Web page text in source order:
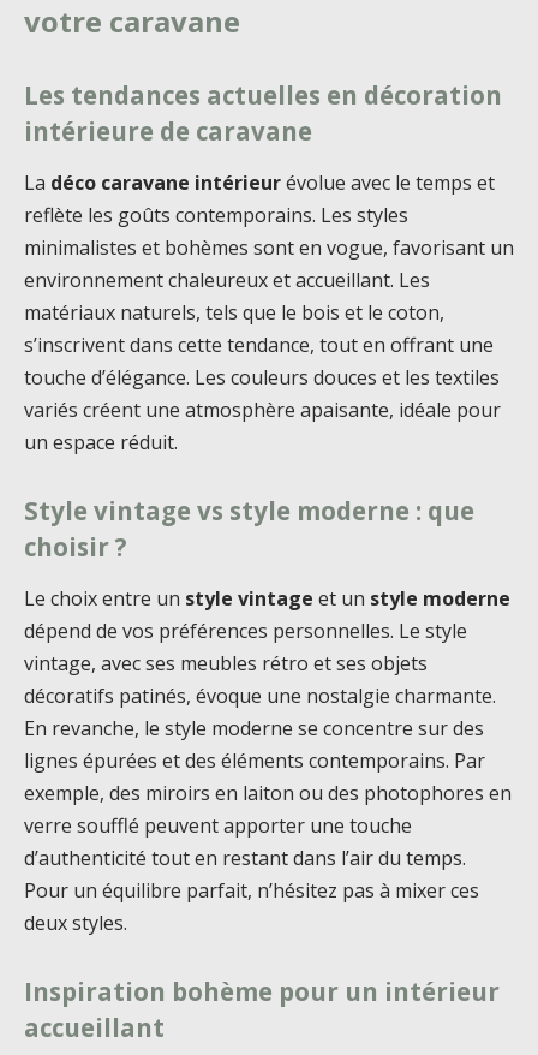
votre caravane
Les tendances actuelles en décoration
intérieure de caravane
La déco caravane intérieurévolue avec le temps et
reflète les goûts contemporains. Les styles
minimalistes et bohèmes sont en vogue, favorisant un
environnement chaleureux et accueillant. Les
matériaux naturels, tels que le bois et le coton,
s’inscrivent dans cette tendance, tout en offrant une
touche d’élégance. Les couleurs douces et les textiles
variés créent une atmosphère apaisante, idéale pour
un espace réduit.
Style vintage vs style moderne : que
choisir ?
Le choix entre un style vintage et un style moderne
dépend de vos préférences personnelles. Le style
vintage, avec ses meubles rétro et ses objets
décoratifs patinés, évoque une nostalgie charmante.
En revanche, le style moderne se concentre sur des
lignes épurées et des éléments contemporains. Par
exemple, des miroirs en laiton ou des photophores en
verre soufflé peuvent apporter une touche
d’authenticité tout en restant dans l’air du temps.
Pour un équilibre parfait, n’hésitez pas à mixer ces
deux styles.
Inspiration bohème pour un intérieur
accueillant